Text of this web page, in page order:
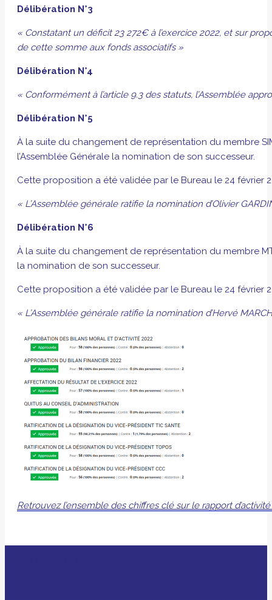
Délibération N°3
« Constatant un déficit 23 272€ à l’exercice 2022, et sur
de cette somme aux fonds associatifs »
Délibération N°4
« Conformément à l’article 9.3 des statuts, l’Assemblée
Délibération N°5
À la suite du changement de représentation du membre
l’Assemblée Générale la nomination de son successeur.
Cette proposition a été validée par le Bureau le 24 février
« L’Assemblée générale ratifie la nomination d’Olivier
Délibération N°6
À la suite du changement de représentation du membre
la nomination de son successeur.
Cette proposition a été validée par le Bureau le 24 février
« L’Assemblée générale ratifie la nomination d’Hervé
Retrouvez l’ensemble des chiffres clé sur le rapport d’activité